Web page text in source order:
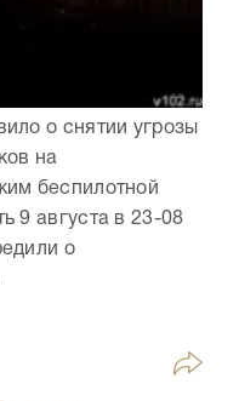
о снятии угрозы
на
беспилотной
9 августа в 23-08
о